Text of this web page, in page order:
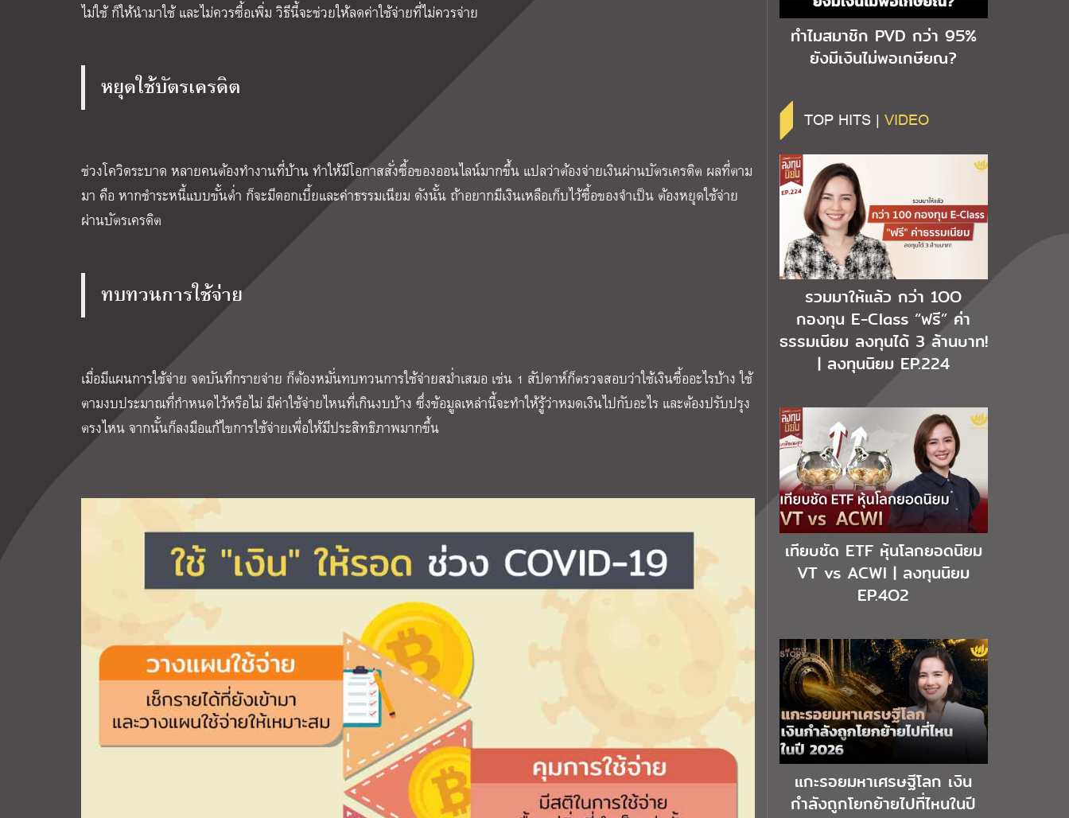
ไม่ใช้ ก็ให้นำมาใช้ และไม่ควรซื้อเพิ่ม วิธีนี้จะช่วยให้ลดค่าใช้จ่ายที่ไม่ควรจ่าย
หยุดใช้บัตรเครดิต
ช่วงโควิดระบาด หลายคนต้องทำงานที่บ้าน ทำให้มีโอกาสสั่งซื้อของออนไลน์มากขึ้น แปลว่าต้องจ่ายเงินผ่านบัตรเครดิต ผลที่ตาม
มา คือ หากชำระหนี้แบบขั้นต่ำ ก็จะมีดอกเบี้ยและค่าธรรมเนียม ดังนั้น ถ้าอยากมีเงินเหลือเก็บไว้ซื้อของจำเป็น ต้องหยุดใช้จ่าย
ผ่านบัตรเครดิต
ทบทวนการใช้จ่าย
เมื่อมีแผนการใช้จ่าย จดบันทึกรายจ่าย ก็ต้องหมั่นทบทวนการใช้จ่ายสม่ำเสมอ เช่น 1 สัปดาห์ก็ตรวจสอบว่าใช้เงินซื้ออะไรบ้าง ใช้
ตามงบประมาณที่กำหนดไว้หรือไม่ มีค่าใช้จ่ายไหนที่เกินงบบ้าง ซึ่งข้อมูลเหล่านี้จะทำให้รู้ว่าหมดเงินไปกับอะไร และต้องปรับปรุง
ตรงไหน จากนั้นก็ลงมือแก้ไขการใช้จ่ายเพื่อให้มีประสิทธิภาพมากขึ้น
ทำไมสมาชิก PVD กว่า 95%
ยังมีเงินไม่พอเกษียณ?
TOP HITS | VIDEO
รวมมาให้แล้ว กว่า 1OO
กองทุน E-Class “ฟรี” ค่า
ธรรมเนียม ลงทุนได้ 3 ล้านบาท!
| ลงทุนนิยม EP.224
เทียบชัด ETF หุ้นโลกยอดนิยม
VT vs ACWI | ลงทุนนิยม
EP.4O2
แกะรอยมหาเศรษฐีโลก เงิน
กำลังถูกโยกย้ายไปที่ไหนในปี